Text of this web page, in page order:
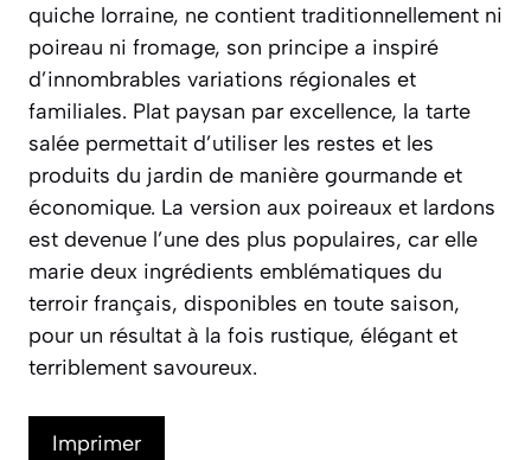
quiche lorraine, ne contient traditionnellement ni
poireau ni fromage, son principe a inspiré
d’innombrables variations régionales et
familiales. Plat paysan par excellence, la tarte
salée permettait d’utiliser les restes et les
produits du jardin de manière gourmande et
économique. La version aux poireaux et lardons
est devenue l’une des plus populaires, car elle
marie deux ingrédients emblématiques du
terroir français, disponibles en toute saison,
pour un résultat à la fois rustique, élégant et
terriblement savoureux.
Imprimer